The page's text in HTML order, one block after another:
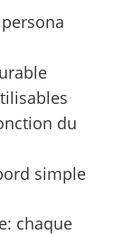
du
simple
chaque